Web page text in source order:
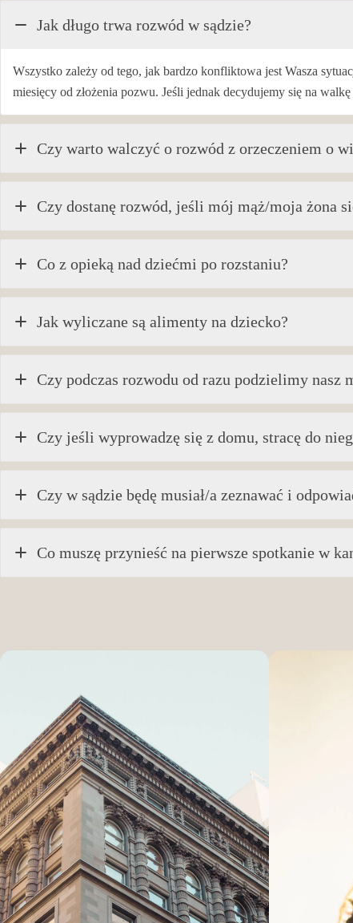
Jak długo trwa rozwód w sądzie?
Wszystko zależy od tego, jak bardzo konfliktowa jest Wasza
miesięcy od złożenia pozwu. Jeśli jednak decydujemy się na
Czy warto walczyć o rozwód z orzeczeniem o
Czy dostanę rozwód, jeśli mój mąż/moja żona
Co z opieką nad dziećmi po rozstaniu?
Jak wyliczane są alimenty na dziecko?
Czy podczas rozwodu od razu podzielimy nasz
Czy jeśli wyprowadzę się z domu, stracę do
Czy w sądzie będę musiał/a zeznawać i
Co muszę przynieść na pierwsze spotkanie w